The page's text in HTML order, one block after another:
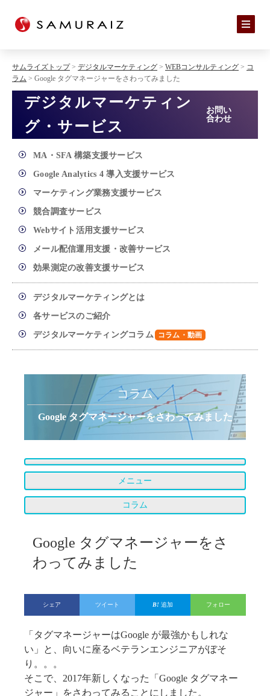
サムライズトップ> デジタルマーケティング > WEBコンサルティング > コ
ラム > Google タグマネージャーをさわってみました
デジタルマーケティン
グ・サービス
お問い
合わせ
MA・SFA 構築支援サービス
Google Analytics 4 導入支援サービス
マーケティング業務支援サービス
競合調査サービス
Webサイト活用支援サービス
メール配信運用支援・改善サービス
効果測定の改善支援サービス
デジタルマーケティングとは
各サービスのご紹介
デジタルマーケティングコラム
コラム
Google タグマネージャーをさわってみました
メニュー
コラム
Google タグマネージャーをさ
わってみました
シェア ツイート 追加 フォロー
「タグマネージャーはGoogle が最強かもしれな
い」と、向いに座るベテランエンジニアがぼそ
り。。。
そこで、2017年新しくなった「Google タグマネー
ジャー」をさわってみることにしました。